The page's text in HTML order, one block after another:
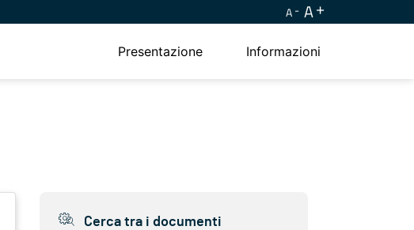
A A
Presentazione Informazioni
Cerca tra i documenti